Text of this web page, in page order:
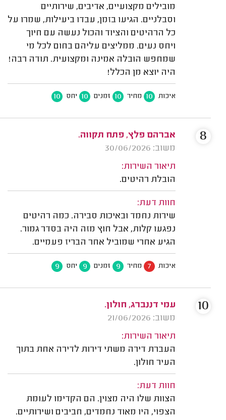
מובילים מקצועיים, אדיבים, שירותיים
וסבלניים. הגיעו בזמן, עבדו ביעילות, שמרו על
כל הרהיטים והציוד והכול נעשה עם חיוך
ויחס נעים. ממליצים עליהם בחום לכל מי
שמחפש הובלה אמינה ומקצועית. תודה רבה!
היה יוצא מן הכלל!
איכות 10 מחיר 10 זמנים 10 יחס 10
אברהם פלץ, פתח תקווה.
משוב: 30/06/2026
תיאור השירות:
הובלת רהיטים.
חוות דעת:
שירות נחמד ובאיכות סבירה. כמה רהיטים
נפגעו קלות, אבל חוץ מזה היה בסדר גמור.
הגיע אחרי שמוביל אחר הבריז פעמיים.
איכות 7 מחיר 9 זמנים 9 יחס 9
8
עמי דננברג, חולון.
משוב: 21/06/2026
תיאור השירות:
העברת דירה משתי דירות לדירה אחת בתוך
העיר חולון.
חוות דעת:
הצוות שלו היה מצוין. הם הקדימו לעומת
הצפוי, היו מאוד נחמדים, חביבים ושירותיים.
10